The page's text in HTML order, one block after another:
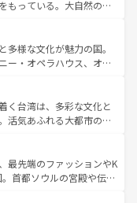
ドキャニオンやイエロー
美食が融合した独特の
地域で異なる魅力を楽
歴史を感じることができ
カ
ほしい。
もっている。大自然の神
観光地といえばオアフ
マウイ島やカウアイ島が
輝く海をはじめ、豊かな
迎えてくれるハワイの
ハワイアンミュージッ
べてがハワイの魅力を彩
い。
多様な文化が魅力の国。
ー・オペラハウス、オー
ウルル（エアーズロッ
やケアンズの熱帯雨林な
カフェやワイン、オージ
り、サーフィンやダイ
ドア好きにはたまらな
を存分に味わいつくそ
く台湾は、多彩な文化と
活気あふれる大都市の台
東部など、都市の喧騒
訪れる人に新しい発見と
奥深い台湾の食文化も魅
最先端のファッションやK
首都ソウルの宮殿や伝統